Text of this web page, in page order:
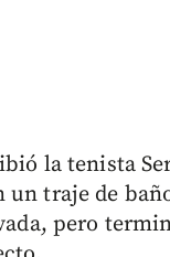
la tenista
un traje de
pero